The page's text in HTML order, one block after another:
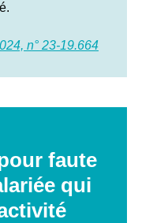
n° 23-19.664
faute
qui